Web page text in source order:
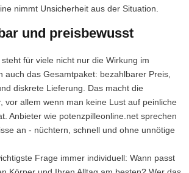
nimmt Unsicherheit aus der Situation.
und preisbewusst
für viele nicht nur die Wirkung im
auch das Gesamtpaket: bezahlbarer Preis,
diskrete Lieferung. Das macht die
vor allem wenn man keine Lust auf peinliche
Anbieter wie potenzpilleonline.net sprechen
an - nüchtern, schnell und ohne unnötige
Frage immer individuell: Wann passt